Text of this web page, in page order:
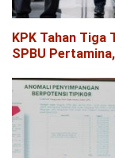
KPK Tahan
SPBU